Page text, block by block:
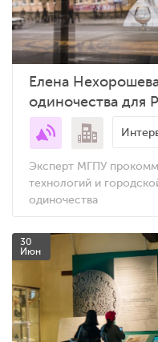
Елена
одиночества для
Эксперт МГПУ
технологий и
одиночества
30
Июн